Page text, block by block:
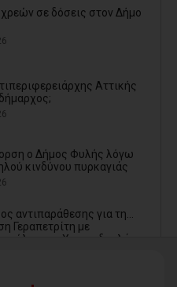
σε δόσεις στον Δήμο
Αττικής
ο Δήμος Φυλής λόγω
κινδύνου πυρκαγιάς
αντιπαράθεσης για τη...
Γεραπετρίτη με
και Χριστοδουλάκη -